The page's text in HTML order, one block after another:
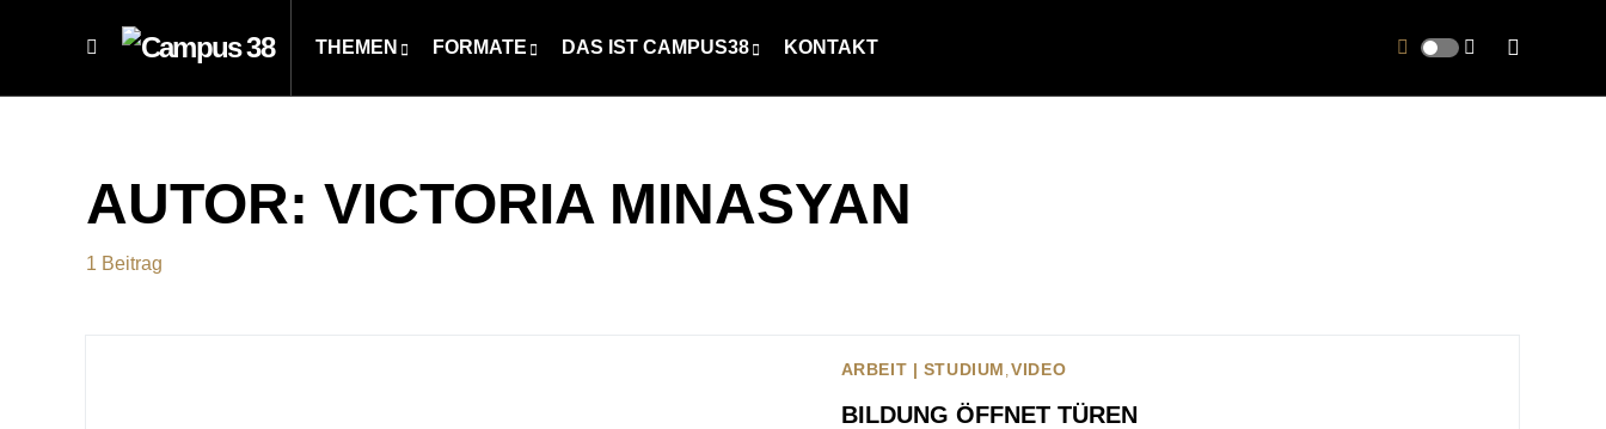
THEMEN FORMATE DAS IST CAMPUS38 KONTAKT
AUTOR: VICTORIA MINASYAN
1 Beitrag
ARBEIT | STUDIUM VIDEO
BILDUNG ÖFFNET TÜREN